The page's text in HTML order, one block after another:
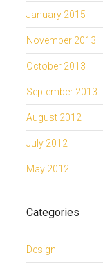
January 2015
November 2013
October 2013
September 2013
August 2012
July 2012
May 2012
Categories
Design